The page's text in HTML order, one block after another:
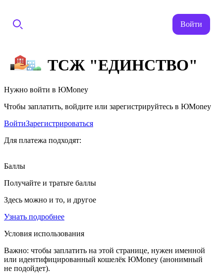
Войти
ТСЖ "ЕДИНСТВО"
Нужно войти в ЮMoney
Чтобы заплатить, войдите или зарегистрируйтесь в ЮMoney
ВойтиЗарегистрироваться
Для платежа подходят:
Баллы
Получайте и тратьте баллы
Здесь можно и то, и другое
Узнать подробнее
Условия использования
Важно: чтобы заплатить на этой странице, нужен именной
или идентифицированный кошелёк ЮMoney (анонимный
не подойдет).